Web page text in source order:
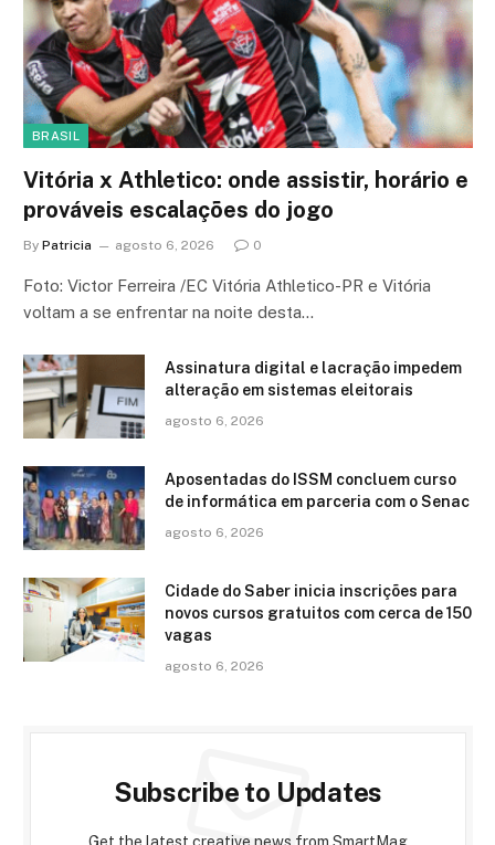
BRASIL
Vitória x Athletico: onde assistir, horário e
prováveis escalações do jogo
By Patricia agosto 6, 2026 0
Foto: Victor Ferreira /EC Vitória Athletico-PR e Vitória
voltam a se enfrentar na noite desta…
Assinatura digital e lacração impedem
alteração em sistemas eleitorais
agosto 6, 2026
Aposentadas do ISSM concluem curso
de informática em parceria com o Senac
agosto 6, 2026
Cidade do Saber inicia inscrições para
novos cursos gratuitos com cerca de 150
vagas
agosto 6, 2026
Subscribe to Updates
Get the latest creative news from SmartMag